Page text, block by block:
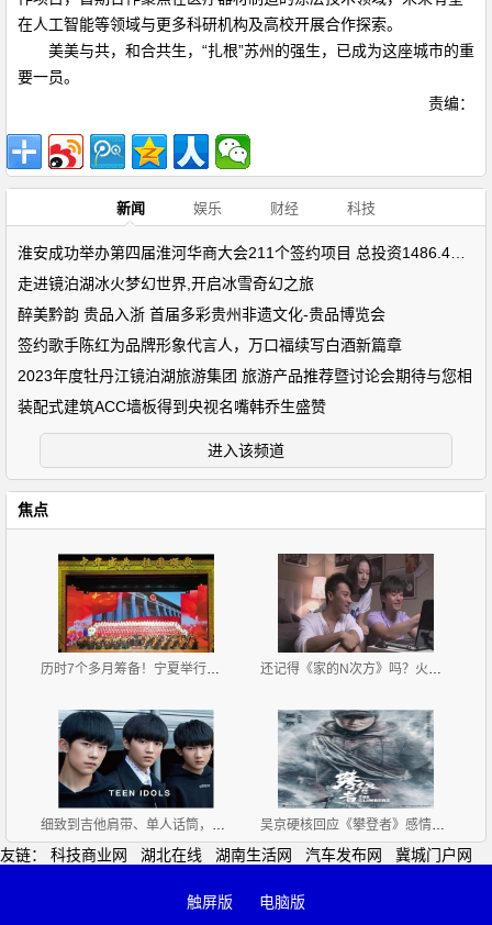
在人工智能等领域与更多科研机构及高校开展合作探索。
美美与共，和合共生，“扎根”苏州的强生，已成为这座城市的重
要一员。
责编：
新闻 娱乐 财经 科技
走进镜泊湖冰火梦幻世界,开启冰雪奇幻之旅
醉美黔韵 贵品入浙 首届多彩贵州非遗文化-贵品博览会
签约歌手陈红为品牌形象代言人，万口福续写白酒新篇章
2023年度牡丹江镜泊湖旅游集团 旅游产品推荐暨讨论会期待与您相
装配式建筑ACC墙板得到央视名嘴韩乔生盛赞
进入该频道
焦点
历时7个多月筹备！宁夏举行庆祝中华人民共和国成立70 还记得《家的N次方》吗？火了配角，主角却没火，男主
细致到吉他肩带、单人话筒，TFBOYS三小只舞台用的东西 吴京硬核回应《攀登者》感情戏质疑，他高情商调侃获好
友链： 科技商业网 湖北在线 湖南生活网 汽车发布网 冀城门户网
触屏版
电脑版